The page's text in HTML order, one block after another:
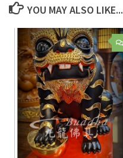
YOU MAY ALSO LIKE...